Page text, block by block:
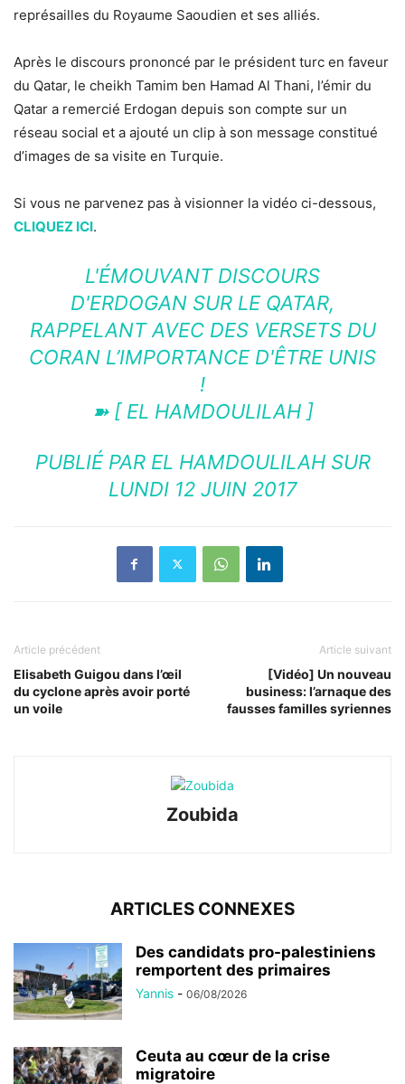
représailles du Royaume Saoudien et ses alliés.
Après le discours prononcé par le président turc en faveur
du Qatar, le cheikh Tamim ben Hamad Al Thani, l’émir du
Qatar a remercié Erdogan depuis son compte sur un
réseau social et a ajouté un clip à son message constitué
d’images de sa visite en Turquie.
Si vous ne parvenez pas à visionner la vidéo ci-dessous,
CLIQUEZ ICI.
L'ÉMOUVANT DISCOURS
D'ERDOGAN SUR LE QATAR,
RAPPELANT AVEC DES VERSETS DU
CORAN L’IMPORTANCE D'ÊTRE UNIS
!
➽ [ EL HAMDOULILAH ]
PUBLIÉ PAR EL HAMDOULILAHSUR
LUNDI 12 JUIN 2017
Article précédent
Elisabeth Guigou dans l’œil
du cyclone après avoir porté
un voile
Article suivant
[Vidéo] Un nouveau
business: l’arnaque des
fausses familles syriennes
Zoubida
ARTICLES CONNEXES
Des candidats pro-palestiniens
remportent des primaires
Yannis - 06/08/2026
Ceuta au cœur de la crise
migratoire